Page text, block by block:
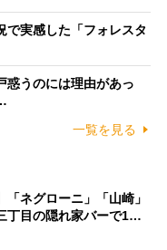
で実感した「フォレスタ
惑うのには理由があっ
一覧を見る
「ネグローニ」「山崎」
丁目の隠れ家バーで1…